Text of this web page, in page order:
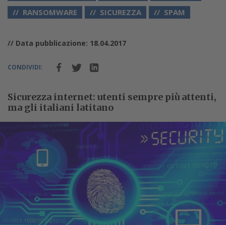
RANSOMWARE
SICUREZZA SPAM
// Data pubblicazione: 18.04.2017
CONDIVIDI:
Sicurezza internet: utenti sempre più attenti,
ma gli italiani latitano